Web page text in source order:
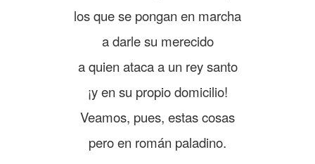
los que se pongan en marcha
a darle su merecido
a quien ataca a un rey santo
¡y en su propio domicilio!
Veamos, pues, estas cosas
pero en román paladino.